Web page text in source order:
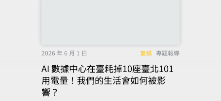
2026 年 6 月 1 日 氣候 專題報導
AI 數據中心在臺耗掉10座臺北101
用電量！我們的生活會如何被影
響？